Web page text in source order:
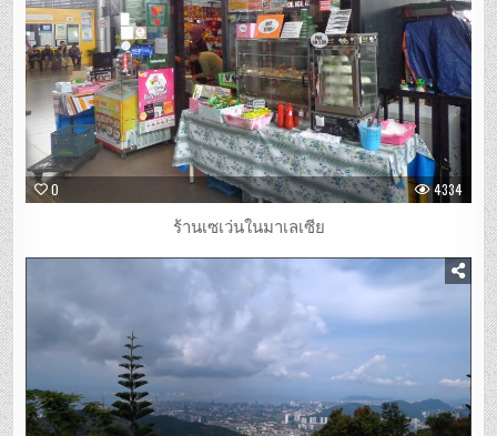
0 4334
ร้านเซเว่นในมาเลเซีย